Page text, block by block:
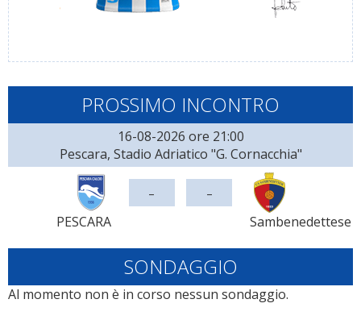
PROSSIMO INCONTRO
16-08-2026 ore 21:00
Pescara, Stadio Adriatico "G. Cornacchia"
PESCARA
- -
Sambenedettese
SONDAGGIO
Al momento non è in corso nessun sondaggio.